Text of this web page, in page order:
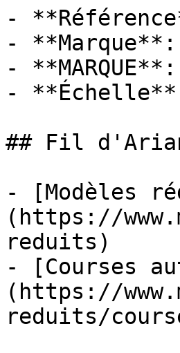
-
- **Marque**:
- **MARQUE**:
-
## Fil
- [Modèles
(https://
reduits)
- [Courses
(https://
reduits/